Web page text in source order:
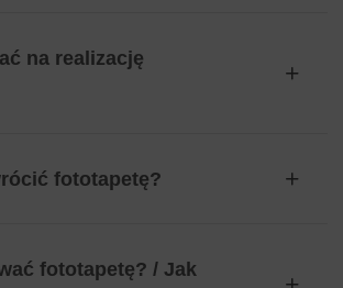
na realizację
fototapetę?
fototapetę? / Jak